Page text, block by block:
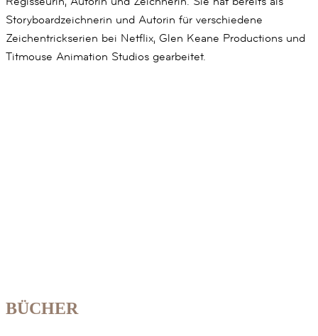
Storyboardzeichnerin und Autorin für verschiedene
Zeichentrickserien bei Netflix, Glen Keane Productions und
Titmouse Animation Studios gearbeitet.
BÜCHER